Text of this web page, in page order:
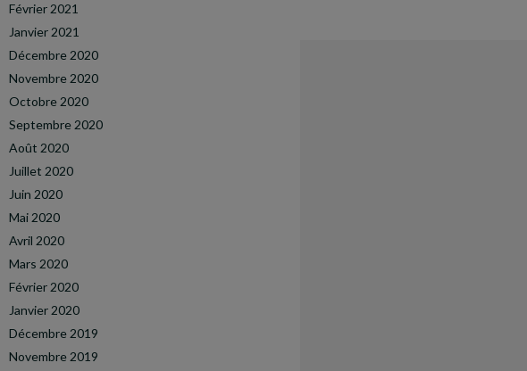
Février 2021
Janvier 2021
Décembre 2020
Novembre 2020
Octobre 2020
Septembre 2020
Août 2020
Juillet 2020
Juin 2020
Mai 2020
Avril 2020
Mars 2020
Février 2020
Janvier 2020
Décembre 2019
Novembre 2019